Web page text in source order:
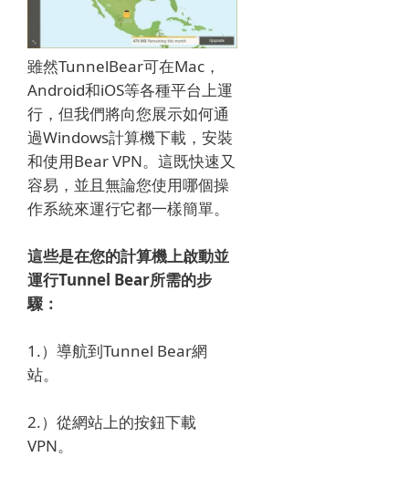
雖然TunnelBear可在Mac，
Android和iOS等各種平台上運
行，但我們將向您展示如何通
過Windows計算機下載，安裝
和使用Bear VPN。 這既快速又
容易，並且無論您使用哪個操
作系統來運行它都一樣簡單。
這些是在您的計算機上啟動並
運行Tunnel Bear所需的步
驟：
1.）導航到Tunnel Bear網
站。
2.）從網站上的按鈕下載
VPN。